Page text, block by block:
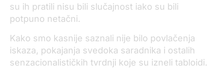
su ih pratili nisu bili slučajnost iako su bili
potpuno netačni.
Kako smo kasnije saznali nije bilo povlačenja
iskaza, pokajanja svedoka saradnika i ostalih
senzacionalističkih tvrdnji koje su izneli tabloidi.